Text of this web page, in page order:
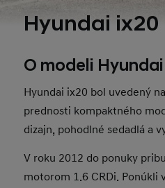
Hyundai ix20
O modeli
Hyundai ix20 bol uvedený
prednosti kompaktného
dizajn, pohodlné sedadlá a
V roku 2012 do ponuky
motorom 1.6 CRDi. Ponúkli